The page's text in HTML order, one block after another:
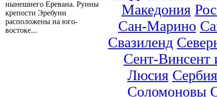
нынешнего Еревана. Руины
крепости Эребуни
расположены на юго-
востоке...
Македония
Сан-Марино
Свазиленд
Сент-Винсент
Люсия Сербия
Соломоновы